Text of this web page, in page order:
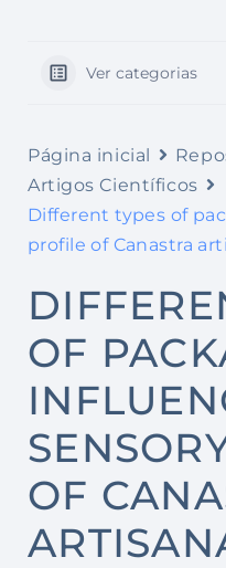
Ver categorias
Página inicial
Artigos Científicos
Different types of
profile of Canastra
OF
OF